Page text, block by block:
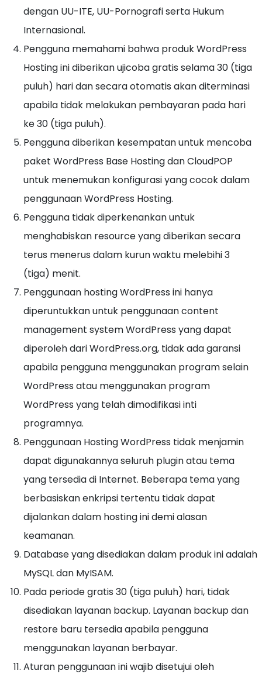
dengan UU-ITE, UU-Pornografi serta Hukum
Internasional.
Pengguna memahami bahwa produk WordPress
Hosting ini diberikan ujicoba gratis selama 30 (tiga
puluh) hari dan secara otomatis akan diterminasi
apabila tidak melakukan pembayaran pada hari
ke 30 (tiga puluh).
Pengguna diberikan kesempatan untuk mencoba
paket WordPress Base Hosting dan CloudPOP
untuk menemukan konfigurasi yang cocok dalam
penggunaan WordPress Hosting.
Pengguna tidak diperkenankan untuk
menghabiskan resource yang diberikan secara
terus menerus dalam kurun waktu melebihi 3
(tiga) menit.
Penggunaan hosting WordPress ini hanya
diperuntukkan untuk penggunaan content
management system WordPress yang dapat
diperoleh dari WordPress.org, tidak ada garansi
apabila pengguna menggunakan program selain
WordPress atau menggunakan program
WordPress yang telah dimodifikasi inti
programnya.
Penggunaan Hosting WordPress tidak menjamin
dapat digunakannya seluruh plugin atau tema
yang tersedia di Internet. Beberapa tema yang
berbasiskan enkripsi tertentu tidak dapat
dijalankan dalam hosting ini demi alasan
keamanan.
Database yang disediakan dalam produk ini adalah
MySQL dan MyISAM.
Pada periode gratis 30 (tiga puluh) hari, tidak
disediakan layanan backup. Layanan backup dan
restore baru tersedia apabila pengguna
menggunakan layanan berbayar.
Aturan penggunaan ini wajib disetujui oleh